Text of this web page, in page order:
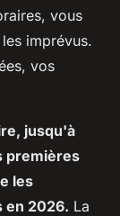
vous
imprévus.
vos
jusqu'à
premières
les
en 2026. La